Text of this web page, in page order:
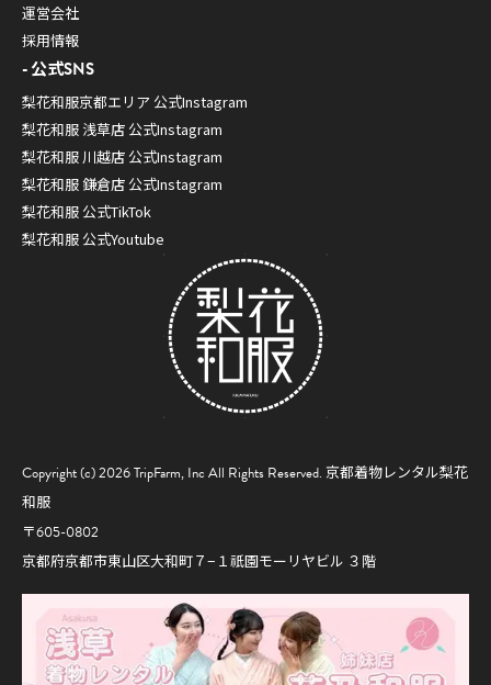
Copyright (c) 2026 TripFarm, Inc All Rights Reserved. 京都着物レンタル梨花
和服
〒605-0802
京都府京都市東山区大和町７−１祇園モーリヤビル ３階
運営会社
採用情報
公式SNS
梨花和服京都エリア 公式Instagram
梨花和服 浅草店 公式Instagram
梨花和服 川越店 公式Instagram
梨花和服 鎌倉店 公式Instagram
梨花和服 公式TikTok
梨花和服 公式Youtube